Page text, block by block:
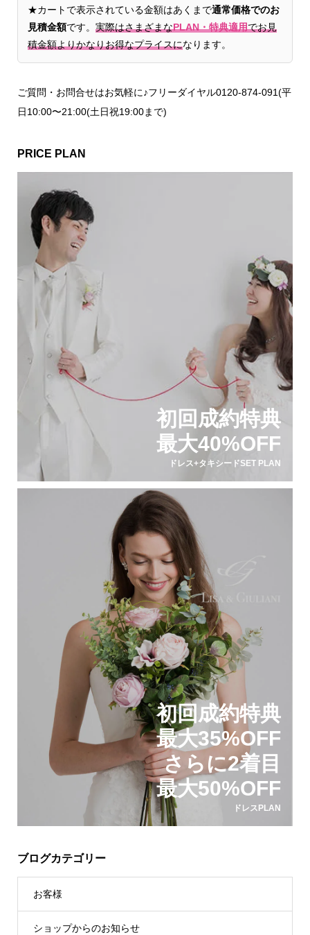
★カートで表示されている金額はあくまで通常価格でのお
見積金額です。 実際はさまざまなPLAN・特典適用でお見
積金額よりかなりお得なプライスになります。
ご質問・お問合せはお気軽に♪フリーダイヤル0120-874-091(平
日10:00〜21:00(土日祝19:00まで)
PRICE PLAN
初回成約特典
最大40%OFF
ドレス+タキシードSET PLAN
初回成約特典
最大35%OFF
さらに2着目
最大50%OFF
ドレスPLAN
ブログカテゴリー
お客様
ショップからのお知らせ